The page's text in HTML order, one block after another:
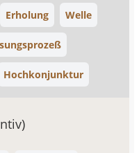
Erholung Welle
Hochkonjunktur